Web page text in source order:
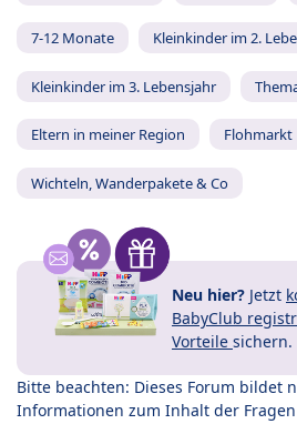
7-12 Monate Kleinkinder im 2.
Kleinkinder im 3. Lebensjahr
Eltern in meiner Region Flohmarkt
Wichteln, Wanderpakete & Co
Neu hier? Jetzt
BabyClub
Vorteile sichern.
Bitte beachten: Dieses Forum bildet
Informationen zum Inhalt der